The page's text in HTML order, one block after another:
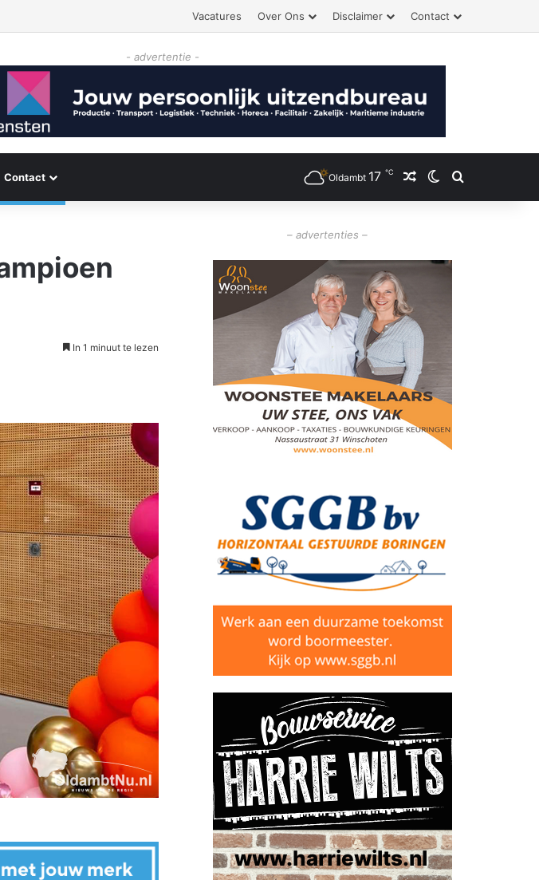
Vacatures Over Ons Disclaimer Contact
- advertentie -
Contact Oldambt 17 ℃ Willekeurig artikel
Switch skin
Zoeken
In 1 minuut te lezen
– advertenties –